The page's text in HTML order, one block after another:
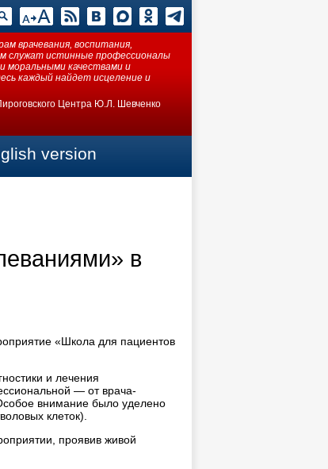
врачевания, воспитания,
служат истинные профессионалы
моральными качествами и
каждый найдет исцеление и
Центра Ю.Л. Шевченко
version
в
«Школа для пациентов
и лечения
— от врача-
внимание было уделено
клеток).
проявив живой